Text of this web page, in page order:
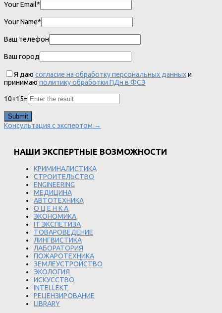
Your Email*
Your Name*
Ваш телефон
Ваш город
Я даю согласие на обработку персональных данныхи
принимаю политику обработки ПДн в ФСЭ
10+15=
Консультация с экспертом →
НАШИ ЭКСПЕРТНЫЕ ВОЗМОЖНОСТИ
КРИМИНАЛИСТИКА
СТРОИТЕЛЬСТВО
ENGINEERING
МЕДИЦИНА
АВТОТЕХНИКА
О Ц Е Н К А
ЭКОНОМИКА
IT ЭКСПЕТИЗА
ТОВАРОВЕДЕНИЕ
ЛИНГВИСТИКА
ЛАБОРАТОРИЯ
ПОЖАРОТЕХНИКА
ЗЕМЛЕУСТРОЙСТВО
ЭКОЛОГИЯ
ИСКУССТВО
INTELLEKT
РЕЦЕНЗИРОВАНИЕ
LIBRARY